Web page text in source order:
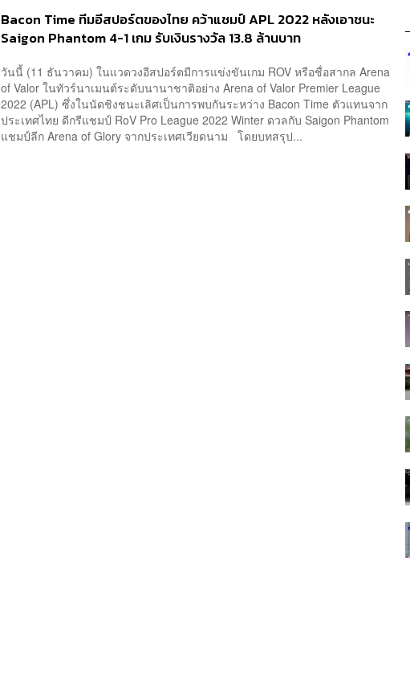
Bacon Time ทีมอีสปอร์ตของไทย คว้าแชมป์ APL 2022 หลังเอาชนะ
Saigon Phantom 4-1 เกม รับเงินรางวัล 13.8 ล้านบาท
วันนี้ (11 ธันวาคม) ในแวดวงอีสปอร์ตมีการแข่งขันเกม ROV หรือชื่อสากล Arena
of Valor ในทัวร์นาเมนต์ระดับนานาชาติอย่าง Arena of Valor Premier League
2022 (APL) ซึ่งในนัดชิงชนะเลิศเป็นการพบกันระหว่าง Bacon Time ตัวแทนจาก
ประเทศไทย ดีกรีแชมป์ RoV Pro League 2022 Winter ดวลกับ Saigon Phantom
แชมป์ลีก Arena of Glory จากประเทศเวียดนาม โดยบทสรุป...